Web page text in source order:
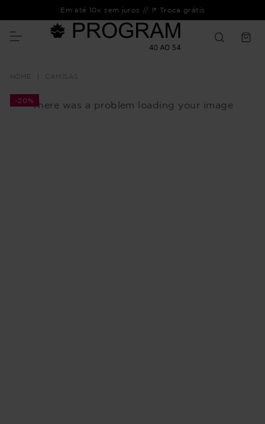
Em até 10x sem juros // 1ª Troca grátis
CAMISAS
There was a problem loading your image
-20%